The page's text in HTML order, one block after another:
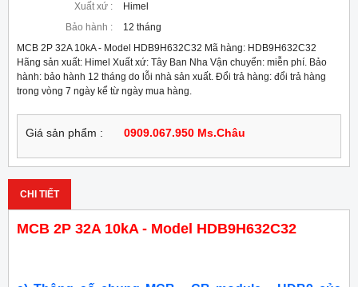
Xuất xứ :
Himel
Bảo hành :
12 tháng
MCB 2P 32A 10kA - Model HDB9H632C32 Mã hàng: HDB9H632C32
Hãng sản xuất: Himel Xuất xứ: Tây Ban Nha Vận chuyển: miễn phí. Bảo
hành: bảo hành 12 tháng do lỗi nhà sản xuất. Đổi trả hàng: đổi trả hàng
trong vòng 7 ngày kể từ ngày mua hàng.
Giá sản phẩm : 0909.067.950 Ms.Châu
CHI TIẾT
MCB 2P 32A 10kA - Model HDB9H632C32